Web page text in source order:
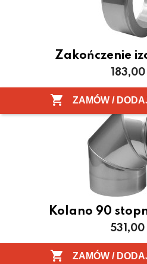
Zakończenie
Cena
183,00
 ZAMÓW /
Kolano 90
Cena
531,00
 ZAMÓW /